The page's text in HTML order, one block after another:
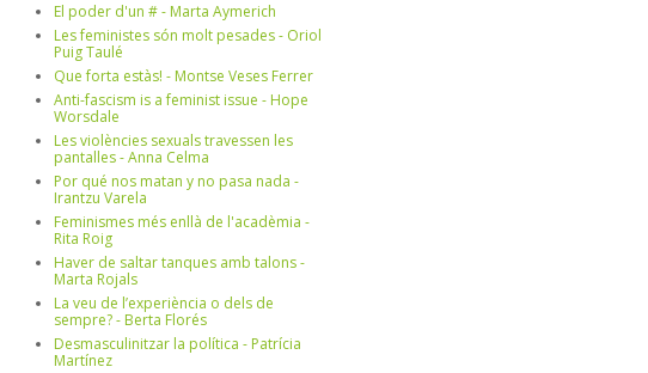
El poder d'un # - Marta Aymerich
Les feministes són molt pesades - Oriol
Puig Taulé
Que forta estàs! - Montse Veses Ferrer
Anti-fascism is a feminist issue - Hope
Worsdale
Les violències sexuals travessen les
pantalles - Anna Celma
Por qué nos matan y no pasa nada -
Irantzu Varela
Feminismes més enllà de l'acadèmia -
Rita Roig
Haver de saltar tanques amb talons -
Marta Rojals
La veu de l’experiència o dels de
sempre? - Berta Florés
Desmasculinitzar la política - Patrícia
Martínez